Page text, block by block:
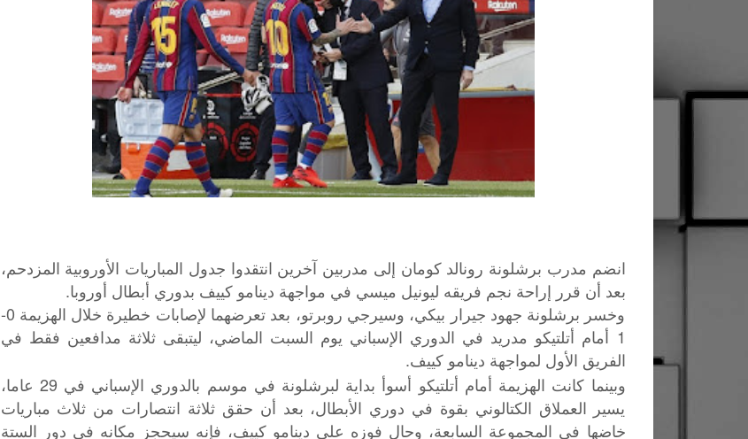
انضم مدرب برشلونة رونالد كومان إلى مدربين آخرين انتقدوا جدول المباريات الأوروبية المزدحم،
بعد أن قرر إراحة نجم فريقه ليونيل ميسي في مواجهة دينامو كييف بدوري أبطال أوروبا.
وخسر برشلونة جهود جيرار بيكي، وسيرجي روبرتو، بعد تعرضهما لإصابات خطيرة خلال الهزيمة 0-
1 أمام أتلتيكو مدريد في الدوري الإسباني يوم السبت الماضي، ليتبقى ثلاثة مدافعين فقط في
الفريق الأول لمواجهة دينامو كييف.
وبينما كانت الهزيمة أمام أتلتيكو أسوأ بداية لبرشلونة في موسم بالدوري الإسباني في 29 عاما،
يسير العملاق الكتالوني بقوة في دوري الأبطال، بعد أن حقق ثلاثة انتصارات من ثلاث مباريات
خاضها في المجموعة السابعة، وحال فوزه على دينامو كييف، فإنه سيحجز مكانه في دور الستة